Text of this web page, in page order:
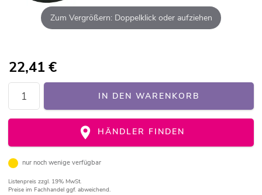
Zum Vergrößern: Doppelklick oder aufziehen
22,41 €
IN DEN WARENKORB
HÄNDLER FINDEN
nur noch wenige verfügbar
Listenpreis zzgl. 19% MwSt.
Preise im Fachhandel ggf. abweichend.